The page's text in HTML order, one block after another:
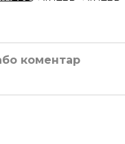
коментар